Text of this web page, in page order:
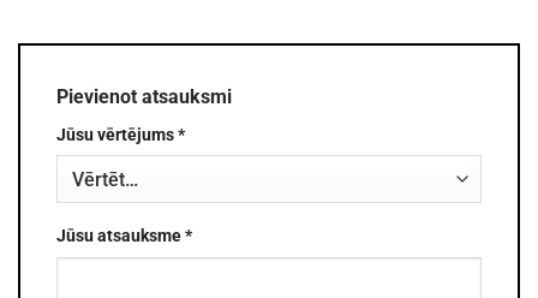
Pievienot atsauksmi
Jūsu vērtējums*
Jūsu atsauksme*